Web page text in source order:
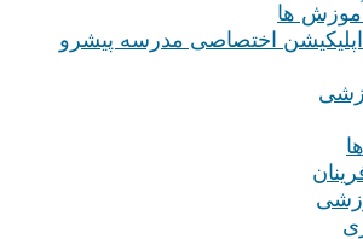
ها
اختصاصی مدرسه پیشرو